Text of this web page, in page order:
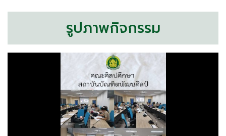
รูปภาพกิจกรรม